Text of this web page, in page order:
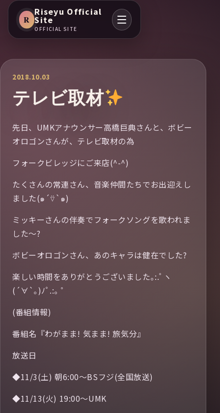
R
Riseyu Official
Site
OFFICIAL SITE
2018.10.03
テレビ取材
先日、UMKアナウンサー高橋巨典さんと、ボビー
オロゴンさんが、テレビ取材の為
フォークビレッジにご来店(^-^)
たくさんの常連さん、音楽仲間たちでお出迎えし
ました(๑´⍢`๑)
ミッキーさんの伴奏でフォークソングを歌われま
した〜?
ボビーオロゴンさん、あのキャラは健在でした?
楽しい時間をありがとうございました｡:.ﾟヽ
(´∀`｡)ﾉﾟ.:｡ ゜
(番組情報)
番組名『わがまま! 気まま! 旅気分』
放送日
◆11/3(土) 朝6:00～BSフジ(全国放送)
◆11/13(火) 19:00～UMK